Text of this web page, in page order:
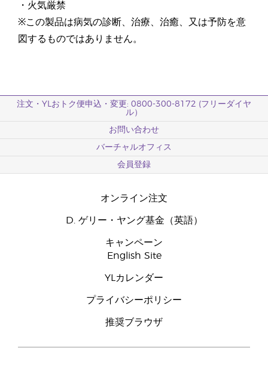
・火気厳禁
※この製品は病気の診断、治療、治癒、又は予防を意
図するものではありません。
注文・YLおトク便申込・変更: 0800-300-8172 (フリーダイヤ
ル）
お問い合わせ
バーチャルオフィス
会員登録
オンライン注文
D. ゲリー・ヤング基金（英語）
キャンペーン
English Site
YLカレンダー
プライバシーポリシー
推奨ブラウザ